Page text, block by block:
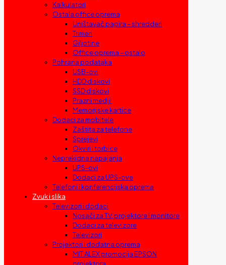
Kalkulatori
Ostala office oprema
Uništavač papira – shredderi
Trimeri
Giljotine
Office oprema – ostalo
Pohrana podataka
USB-ovi
HDD diskovi
SSD diskovi
Prazni mediji
Memorijske kartice
Dodaci za mobitele
Zaštita za telefone
Sprejevi
Okviri i torbice
Neprekidna napajanja
UPS-ovi
Dodaci za UPS-ove
Telefoni i konferencijska oprema
Zvuk i slika
Televizori i dodaci
Nosači za TV, projektore i monitore
Dodaci za televizore
Televizori
Projektori i dodatna oprema
MIT ALEX promocija EPSON